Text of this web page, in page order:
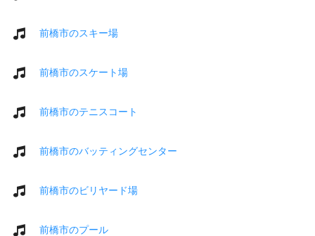
前橋市のスキー場
前橋市のスケート場
前橋市のテニスコート
前橋市のバッティングセンター
前橋市のビリヤード場
前橋市のプール